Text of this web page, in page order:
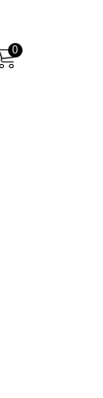
0